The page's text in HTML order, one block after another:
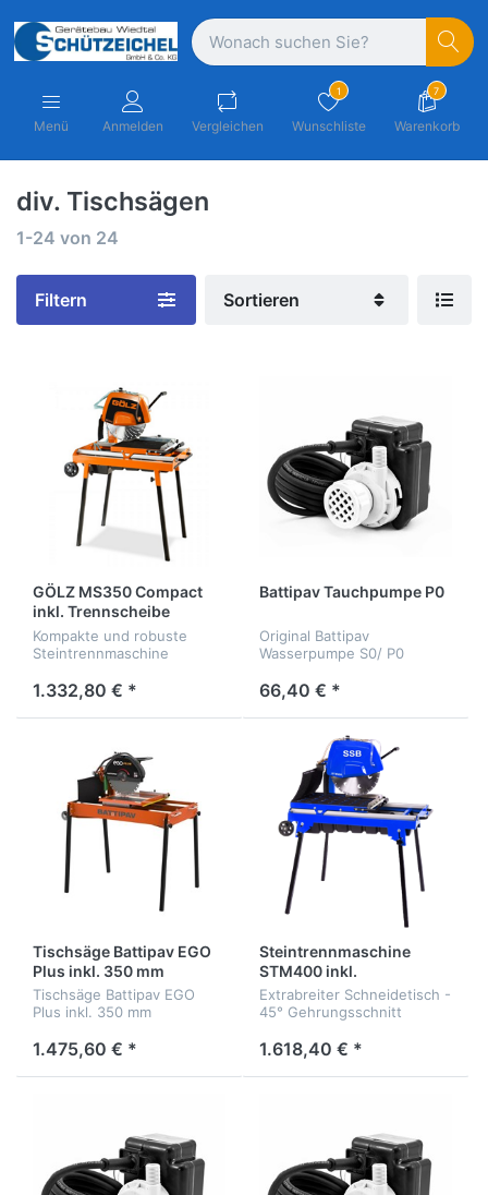
Menü Anmelden Vergleichen
1
Wunschliste
7
Warenkorb
div. Tischsägen
1-24 von 24
Filtern Sortieren
GÖLZ MS350 Compact
inkl. Trennscheibe
Kompakte und robuste
Steintrennmaschine
1.332,80 € *
Battipav Tauchpumpe P0
Original Battipav
Wasserpumpe S0/ P0
66,40 € *
Tischsäge Battipav EGO
Plus inkl. 350 mm
Trennscheibe
Tischsäge Battipav EGO
Plus inkl. 350 mm
1.475,60 € *
Steintrennmaschine
STM400 inkl.
Trennscheibe
Extrabreiter Schneidetisch -
45° Gehrungsschnitt
1.618,40 € *